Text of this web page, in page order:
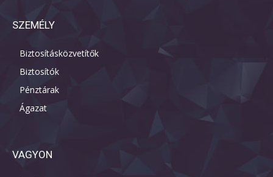
SZEMÉLY
Biztosításközvetítők
Biztosítók
Pénztárak
Ágazat
VAGYON